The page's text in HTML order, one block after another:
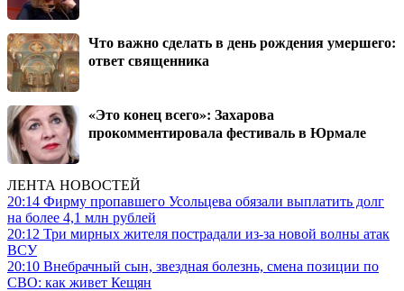
Что важно сделать в день рождения умершего:
ответ священника
«Это конец всего»: Захарова
прокомментировала фестиваль в Юрмале
ЛЕНТА НОВОСТЕЙ
20:14 Фирму пропавшего Усольцева обязали выплатить долг
на более 4,1 млн рублей
20:12 Три мирных жителя пострадали из-за новой волны атак
ВСУ
20:10 Внебрачный сын, звездная болезнь, смена позиции по
СВО: как живет Кещян